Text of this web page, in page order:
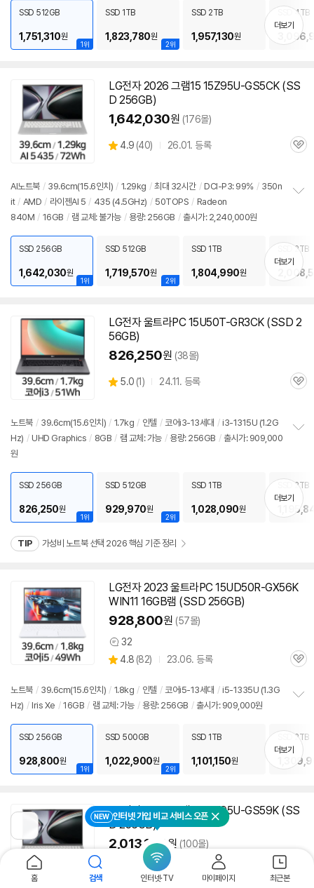
치
기
1위
SSD 512GB
1,751,310원
2위
SSD 1TB
1,823,780원
SSD 2TB
1,957,130원
SSD 4TB
더보기
LG전자 2026 그램15 15Z95U-GS5CK (SS
D 256GB)
1,642,030원 (176몰)
별
4.9 (상
뷰
40) 26.01. 등록
관
AI노트북 / 39.6cm(15.6인치) / 1.29kg / 최대 32시간 / DCI-P3: 99% / 350n
it / AMD / 라이젠AI 5 / 435 (4.5GHz) / 50TOPS / Radeon
840M / 16GB / 램 교체: 불가능 / 용량: 256GB / 출시가: 2,240,000원
치
기
1위
SSD 256GB
1,642,030원
2위
SSD 512GB
1,719,570원
SSD 1TB
1,804,990원
SSD 2TB
더보기
LG전자 울트라PC 15U50T-GR3CK (SSD 2
56GB)
826,250원 (38몰)
별
5.0 (상
뷰
1) 24.11. 등록
관
노트북 / 39.6cm(15.6인치) / 1.7kg / 인텔 / 코어i3-13세대 / i3-1315U (1.2G
Hz) / UHD Graphics / 8GB / 램 교체: 가능 / 용량: 256GB / 출시가: 909,000
원
치
기
1위
SSD 256GB
826,250원
2위
SSD 512GB
929,970원
SSD 1TB
1,028,090원
SSD 2TB
더보기
TIP 가성비 노트북 선택 2026 핵심 기준 정리
LG전자 2023 울트라PC 15UD50R-GX56K
WIN11 16GB램 (SSD 256GB)
928,800원 (57몰)
상
품
견
32
별
4.8 (상
리
뷰
82) 23.06. 등록
관
노트북 / 39.6cm(15.6인치) / 1.8kg / 인텔 / 코어i5-13세대 / i5-1335U (1.3G
Hz) / Iris Xe / 16GB / 램 교체: 가능 / 용량: 256GB / 출시가: 909,000원
펼
치
기
1위
SSD 256GB
928,800원
2위
SSD 500GB
1,022,900원
SSD 1TB
1,101,150원
SSD 2TB
더보기
LG전자 2026 그램15 15Z95U-GS59K (SS
D 256GB)
2,013,180원 (100몰)
상
4) 26.01. 등록
전
페
이
지
NEW 인터넷 가입 비교 서비스 오픈 닫기
홈 검색 인터넷·TV 마이페이지 최근본